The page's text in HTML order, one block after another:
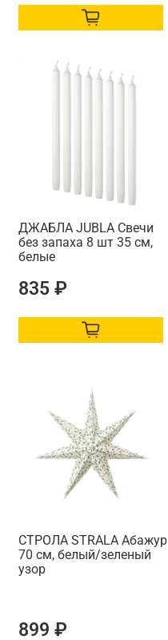
ДЖАБЛА JUBLA Свечи
без запаха 8 шт 35 см,
белые
835 ₽
СТРОЛА STRАLA Абажур
70 см, белый/зеленый
узор
899 ₽